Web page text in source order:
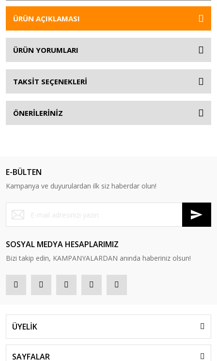
ÜRÜN AÇIKLAMASI
ÜRÜN YORUMLARI
TAKSİT SEÇENEKLERİ
ÖNERİLERİNİZ
E-BÜLTEN
Kampanya ve duyurulardan ilk siz haberdar olun!
SOSYAL MEDYA HESAPLARIMIZ
Bizi takip edin, KAMPANYALARDAN anında haberiniz olsun!
ÜYELİK
SAYFALAR